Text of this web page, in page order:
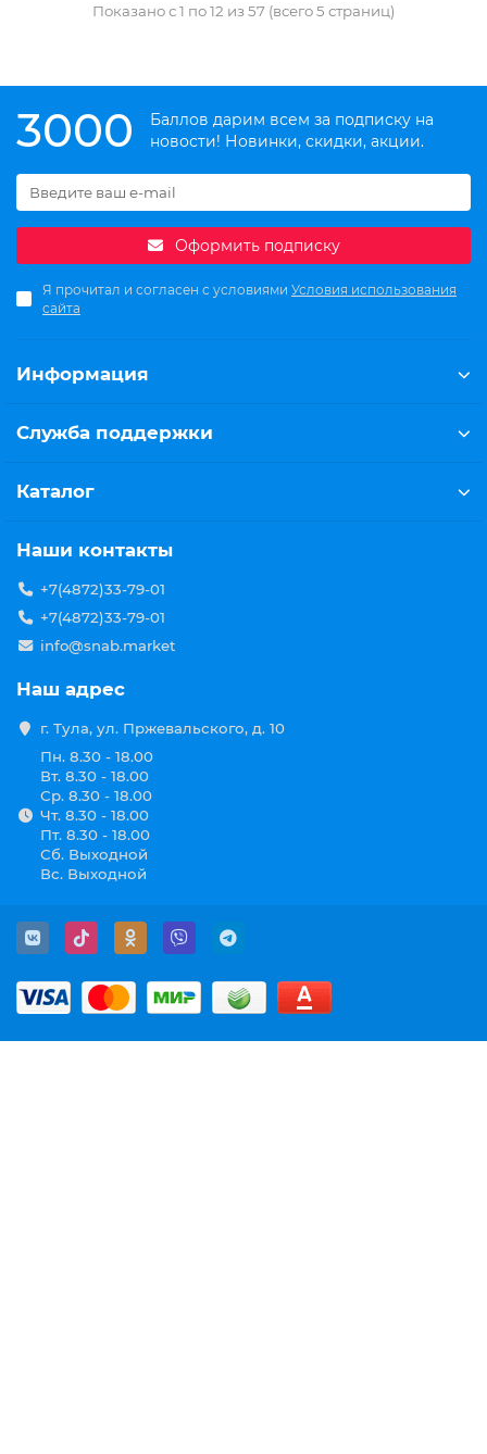
Показано с 1 по 12 из 57 (всего 5 страниц)
3000
Баллов дарим всем за подписку на
новости! Новинки, скидки, акции.
Оформить подписку
Я прочитал и согласен с условиями Условия использования
сайта
Информация
Служба поддержки
Каталог
Наши контакты
+7(4872)33-79-01
+7(4872)33-79-01
info@snab.market
Наш адрес
г. Тула, ул. Пржевальского, д. 10
Пн. 8.30 - 18.00
Вт. 8.30 - 18.00
Ср. 8.30 - 18.00
Чт. 8.30 - 18.00
Пт. 8.30 - 18.00
Сб. Выходной
Вс. Выходной